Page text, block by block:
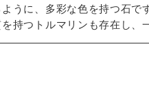
うに、多彩な色を持つ石です
持つトルマリンも存在し、